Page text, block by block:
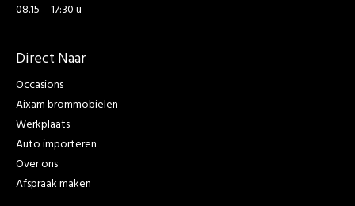
08.15 – 17:30 u
Direct Naar
Occasions
Aixam brommobielen
Werkplaats
Auto importeren
Over ons
Afspraak maken